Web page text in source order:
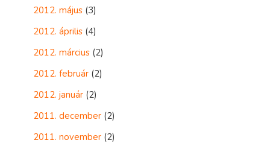
2012. május (3)
2012. április (4)
2012. március (2)
2012. február (2)
2012. január (2)
2011. december (2)
2011. november (2)